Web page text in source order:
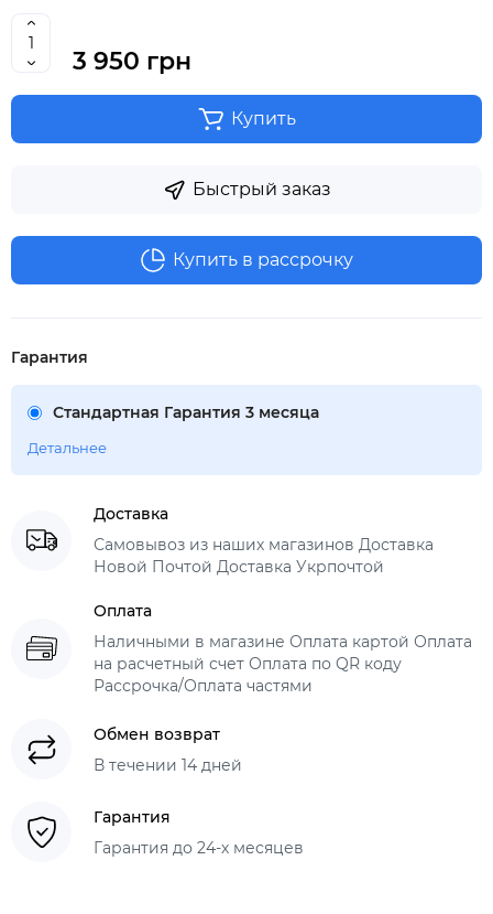
3 950 грн
Купить
Быстрый заказ
Купить в рассрочку
Гарантия
Стандартная Гарантия 3 месяца
Детальнее
Доставка
Самовывоз из наших магазинов Доставка
Новой Почтой Доставка Укрпочтой
Оплата
Наличными в магазине Оплата картой Оплата
на расчетный счет Оплата по QR коду
Рассрочка/Оплата частями
Обмен возврат
В течении 14 дней
Гарантия
Гарантия до 24-х месяцев